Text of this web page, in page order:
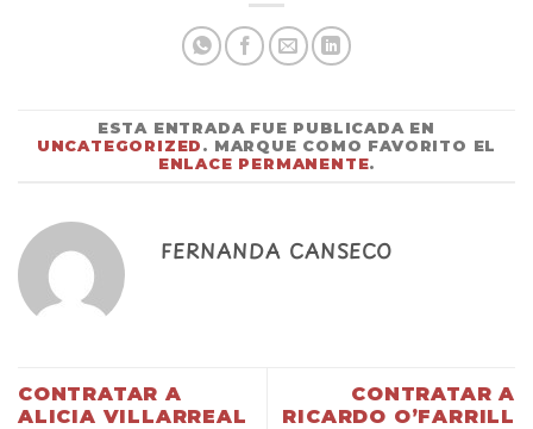
ESTA ENTRADA FUE PUBLICADA EN
UNCATEGORIZED . MARQUE COMO FAVORITO EL
ENLACE PERMANENTE.
FERNANDA CANSECO
CONTRATAR A
ALICIA VILLARREAL
CONTRATAR A
RICARDO O’FARRILL